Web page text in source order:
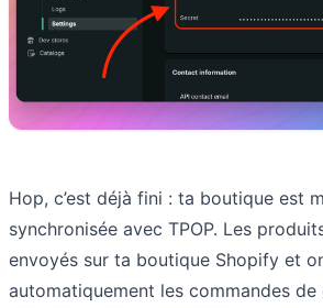
Hop, c’est déjà fini : ta boutique est
synchronisée avec TPOP. Les
envoyés sur ta boutique Shopify et
automatiquement les commandes